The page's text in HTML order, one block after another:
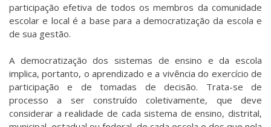
participação efetiva de todos os membros da comunidade
escolar e local é a base para a democratização da escola e
de sua gestão.
A democratização dos sistemas de ensino e da escola
implica, portanto, o aprendizado e a vivência do exercício de
participação e de tomadas de decisão. Trata-se de
processo a ser construído coletivamente, que deve
considerar a realidade de cada sistema de ensino, distrital,